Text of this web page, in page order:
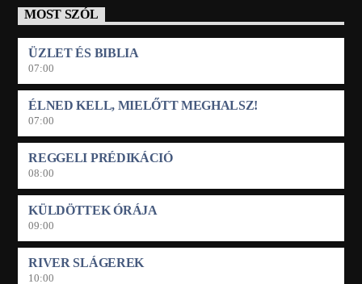
MOST SZÓL
ÜZLET ÉS BIBLIA
07:00
ÉLNED KELL, MIELŐTT MEGHALSZ!
07:00
REGGELI PRÉDIKÁCIÓ
08:00
KÜLDÖTTEK ÓRÁJA
09:00
RIVER SLÁGEREK
10:00